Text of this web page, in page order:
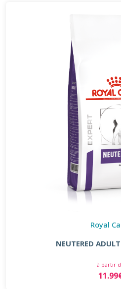
Royal
NEUTERED
à partir